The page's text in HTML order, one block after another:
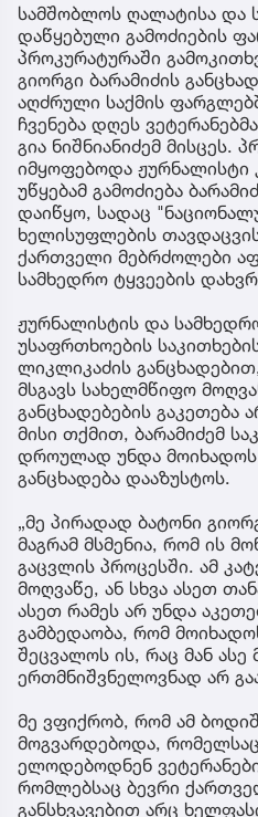
სამშობლოს ღალატისა და
დაწყებული გამოძიების
პროკურატურაში
გიორგი ბარამიძის
აღძრული საქმის
ჩვენება დღეს
გია ნიშნიანიძემ მისცეს.
იმყოფებოდა ჟურნალისტი
უწყებამ გამოძიება
დაიწყო, სადაც
ხელისუფლების
ქართველი მებრძოლები
სამხედრო ტყვეების
ჟურნალისტის და
უსაფრთხოების
ლიკლიკაძის
მსგავს სახელმწიფო
განცხადებების გაკეთება
მისი თქმით, ბარამიძემ
დროულად უნდა მოიხადოს
განცხადება დააზუსტოს.
„მე პირადად ბატონი
მაგრამ მსმენია, რომ ის
გაცვლის პროცესში. ამ
მოღვაწე, ან სხვა ასეთ
ასეთ რამეს არ უნდა
გამბედაობა, რომ
შეცვალოს ის, რაც მან ასე
ერთმნიშვნელოვნად არ
მე ვფიქრობ, რომ ამ
მოგვარდებოდა,
ელოდებოდნენ
რომლებსაც ბევრი
განსხვავებით არც